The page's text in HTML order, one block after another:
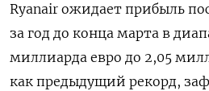
Ryanair ожидает прибыль
за год до конца марта в
миллиарда евро до 2,05
как предыдущий рекорд,